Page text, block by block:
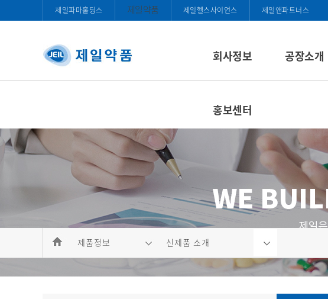
제일파마홀딩스 제일약품 제일헬스사이언스 제일앤파트너스
회사정보 공장소개
홍보센터
제품정보 신제품 소개